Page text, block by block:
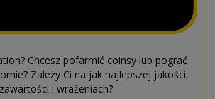
Chcesz pofarmić coinsy lub pograć
Zależy Ci na jak najlepszej jakości,
zawartości i wrażeniach?